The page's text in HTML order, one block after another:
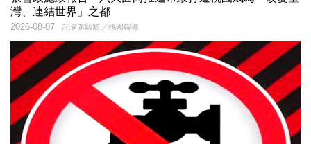
灣、連結世界」之都
記者黃駿騏／桃園報導
2026-08-07